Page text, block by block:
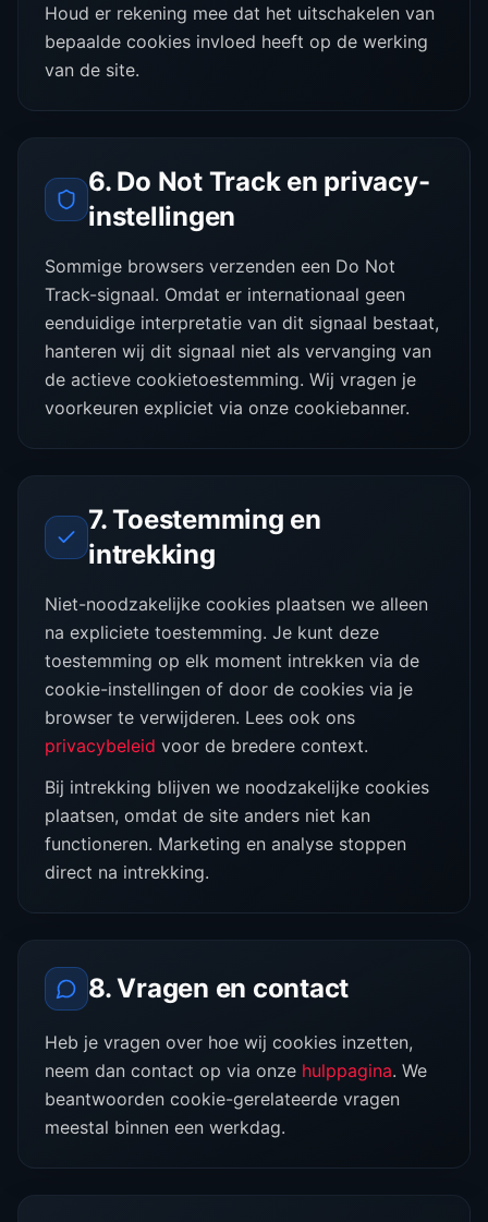
Houd er rekening mee dat het uitschakelen van
bepaalde cookies invloed heeft op de werking
van de site.
6. Do Not Track en privacy-
instellingen
Sommige browsers verzenden een Do Not
Track-signaal. Omdat er internationaal geen
eenduidige interpretatie van dit signaal bestaat,
hanteren wij dit signaal niet als vervanging van
de actieve cookietoestemming. Wij vragen je
voorkeuren expliciet via onze cookiebanner.
7. Toestemming en
intrekking
Niet-noodzakelijke cookies plaatsen we alleen
na expliciete toestemming. Je kunt deze
toestemming op elk moment intrekken via de
cookie-instellingen of door de cookies via je
browser te verwijderen. Lees ook ons
privacybeleid voor de bredere context.
Bij intrekking blijven we noodzakelijke cookies
plaatsen, omdat de site anders niet kan
functioneren. Marketing en analyse stoppen
direct na intrekking.
8. Vragen en contact
Heb je vragen over hoe wij cookies inzetten,
neem dan contact op via onze hulppagina. We
beantwoorden cookie-gerelateerde vragen
meestal binnen een werkdag.